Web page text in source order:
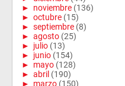
► noviembre (136)
► octubre (15)
► septiembre (8)
► agosto (25)
► julio (13)
► junio (154)
► mayo (128)
► abril (190)
► marzo (150)